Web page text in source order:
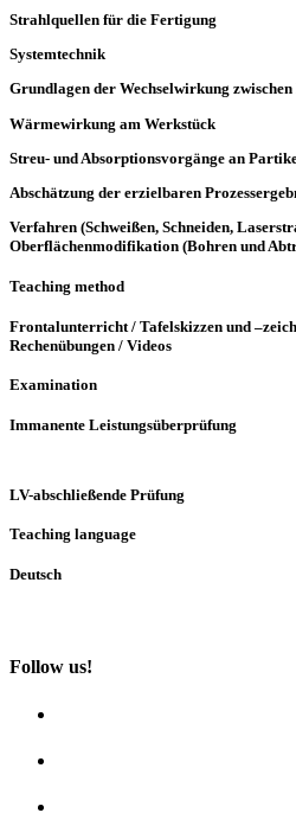
Strahlquellen für die Fertigung
Systemtechnik
Grundlagen der Wechselwirkung
Wärmewirkung am Werkstück
Streu- und Absorptionsvorgänge an
Abschätzung der erzielbaren
Verfahren (Schweißen, Schneiden,
Oberflächenmodifikation (Bohren und
Teaching method
Frontalunterricht / Tafelskizzen und
Rechenübungen / Videos
Examination
Immanente Leistungsüberprüfung
LV-abschließende Prüfung
Teaching language
Deutsch
Follow us!